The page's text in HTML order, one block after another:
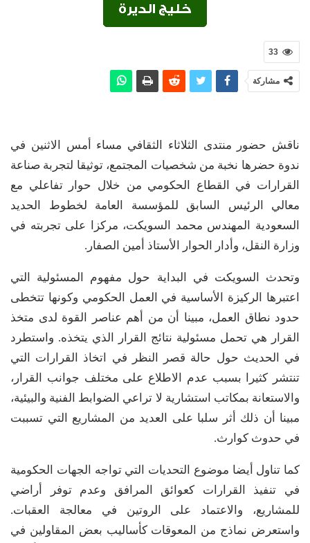
33
مشاركة
ناقش حضور منتدى الثلاثاء الثقافي مساء أمس الاثنين في
ندوة حضرها نخبة من شخصيات المجتمع، توثيقا لتجربة صناعة
القرارات في القطاع الحكومي من خلال حوار تفاعلي مع
معالي الرئيس السابق للمؤسسة العامة لخطوط الحديد
السعودية المهندس محمد السويكت، مركزا على تجربته في
وزارة النقل، وأدار الحوار الأستاذ أمين الصفار.
وتحدث السويكت في البداية حول مفهوم المسئولية التي
اعتبرها الركيزة الأساسية في العمل الحكومي وكونها تتخطى
حدود نطاق العمل، مبينا أن من أهم عناصر القوة لدى متخذ
القرار هي تحمل مسئولية نتائج القرار الذي يتخذه. واستطرد
في الحديث حول حالة قصر النظر في اتخاذ القرارات التي
تنتشر كثيرا بسبب عدم الاطلاع على مختلف جوانب القرار،
والاستعانة بمكاتب استشارية لا تراعي الضوابط الفنية والبيئية،
مبينا أن ذلك أثر سلبا على العديد من المشاريع التي تسببت
في حدوث كوارث.
كما تناول أيضا موضوع التحديات التي تواجه الجهات الحكومية
في تنفيذ القرارات كعوائق المرافق وعدم توفر أراضي
للمشاريع، والاعتماد على الروتين في معالجة العقبات.
واستعرض نماذج من المعوقات كأساليب بعض المقاولين في